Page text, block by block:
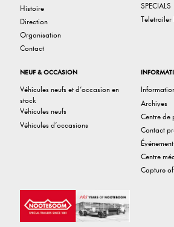
Histoire
Direction
Organisation
Contact
SPECIALS
Teletrailer
NEUF & OCCASION
Véhicules neufs et d’occasion en
stock
Véhicules neufs
Véhicules d’occasions
Archives
Centre de
Contact
Centre
Capture